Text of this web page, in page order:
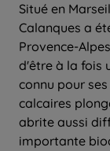
Situé en
Calanques a
Provence-
d'être à la fois
connu pour
calcaires
abrite aussi
importante